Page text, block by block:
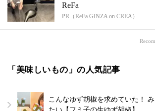
ReFa
PR（ReFa GINZA on CREA）
「美味しいもの」の人気記事
こんなゆず胡椒を求めていた！